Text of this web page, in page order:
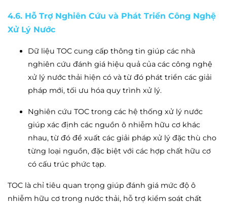
4.6. Hỗ Trợ Nghiên Cứu và Phát Triển Công Nghệ
Xử Lý Nước
Dữ liệu TOC cung cấp thông tin giúp các nhà
nghiên cứu đánh giá hiệu quả của các công nghệ
xử lý nước thải hiện có và từ đó phát triển các giải
pháp mới, tối ưu hóa quy trình xử lý.
Nghiên cứu TOC trong các hệ thống xử lý nước
giúp xác định các nguồn ô nhiễm hữu cơ khác
nhau, từ đó đề xuất các giải pháp xử lý đặc thù cho
từng loại nguồn, đặc biệt với các hợp chất hữu cơ
có cấu trúc phức tạp.
TOC là chỉ tiêu quan trọng giúp đánh giá mức độ ô
nhiễm hữu cơ trong nước thải, hỗ trợ kiểm soát chất